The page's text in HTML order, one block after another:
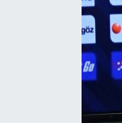
English News
Flaş Haber
Gayrimenkul